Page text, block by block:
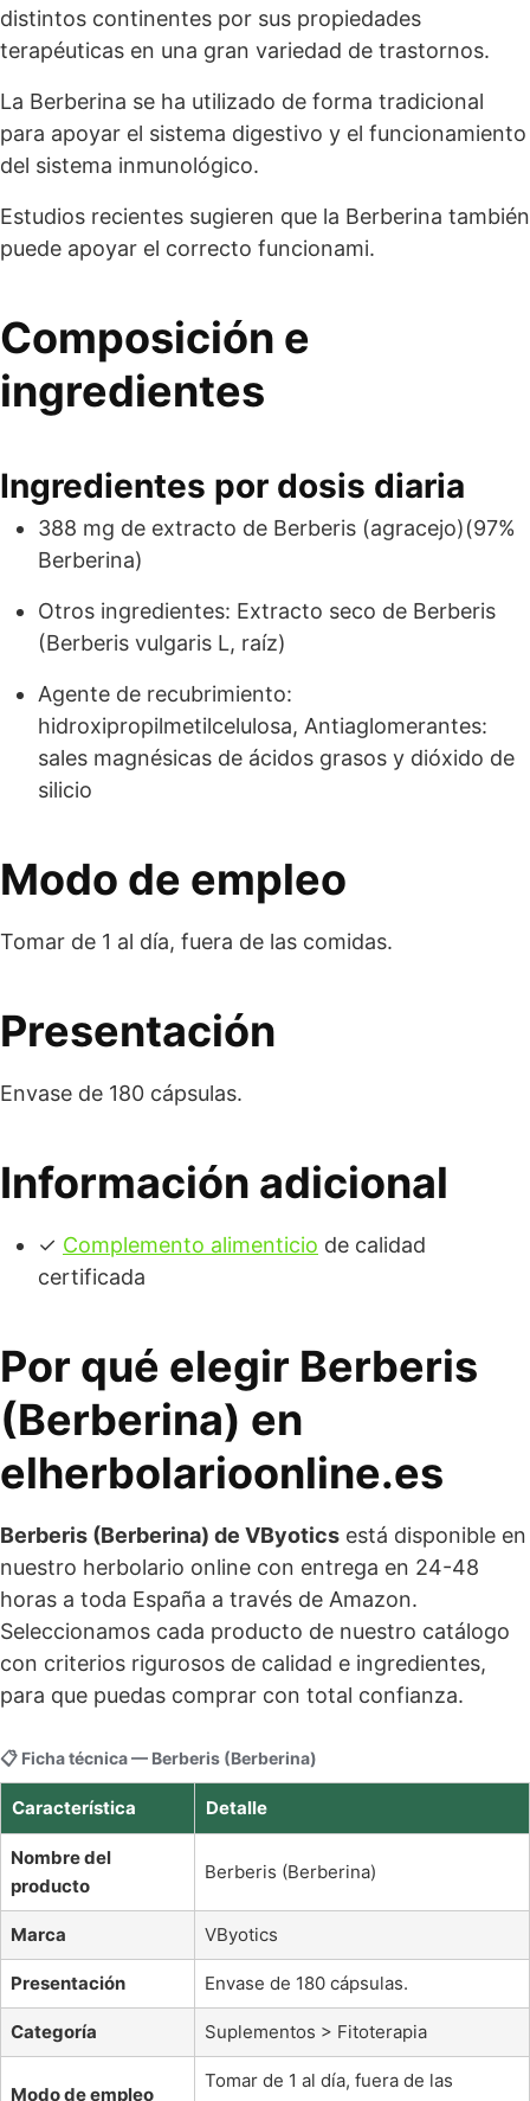
distintos continentes por sus propiedades
terapéuticas en una gran variedad de trastornos.
La Berberina se ha utilizado de forma tradicional
para apoyar el sistema digestivo y el funcionamiento
del sistema inmunológico.
Estudios recientes sugieren que la Berberina también
puede apoyar el correcto funcionami.
Composición e
ingredientes
Ingredientes por dosis diaria
388 mg de extracto de Berberis (agracejo)(97%
Berberina)
Otros ingredientes: Extracto seco de Berberis
(Berberis vulgaris L, raíz)
Agente de recubrimiento:
hidroxipropilmetilcelulosa, Antiaglomerantes:
sales magnésicas de ácidos grasos y dióxido de
silicio
Modo de empleo
Tomar de 1 al día, fuera de las comidas.
Presentación
Envase de 180 cápsulas.
Información adicional
✓ Complemento alimenticio de calidad
certificada
Por qué elegir Berberis
(Berberina) en
elherbolarioonline.es
Berberis (Berberina) de VByotics está disponible en
nuestro herbolario online con entrega en 24-48
horas a toda España a través de Amazon.
Seleccionamos cada producto de nuestro catálogo
con criterios rigurosos de calidad e ingredientes,
para que puedas comprar con total confianza.
📋 Ficha técnica — Berberis (Berberina)
Característica Detalle
Nombre del
producto
Berberis (Berberina)
Marca VByotics
Presentación Envase de 180 cápsulas.
Categoría Suplementos > Fitoterapia
Modo de empleo
Tomar de 1 al día, fuera de las